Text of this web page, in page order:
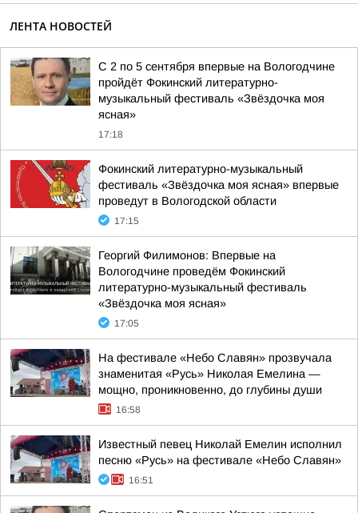
ЛЕНТА НОВОСТЕЙ
С 2 по 5 сентября впервые на Вологодчине
пройдёт Фокинский литературно-
музыкальный фестиваль «Звёздочка моя
ясная»
17:18
Фокинский литературно-музыкальный
фестиваль «Звёздочка моя ясная» впервые
проведут в Вологодской области
17:15
Георгий Филимонов: Впервые на
Вологодчине проведём Фокинский
литературно-музыкальный фестиваль
«Звёздочка моя ясная»
17:05
На фестивале «Небо Славян» прозвучала
знаменитая «Русь» Николая Емелина —
мощно, проникновенно, до глубины души
16:58
Известный певец Николай Емелин исполнил
песню «Русь» на фестивале «Небо Славян»
16:51